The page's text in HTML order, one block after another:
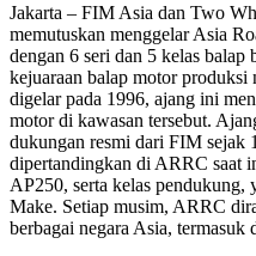
Jakarta – FIM Asia dan Two
memutuskan menggelar Asia
dengan 6 seri dan 5 kelas balap
kejuaraan balap motor produksi
digelar pada 1996, ajang ini
motor di kawasan tersebut.
dukungan resmi dari FIM sejak
dipertandingkan di ARRC saat
AP250, serta kelas
Make. Setiap musim, ARRC
berbagai negara Asia, termasuk